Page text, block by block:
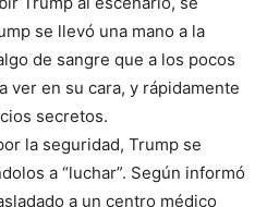
se llevó una mano a la
de sangre que a los pocos
ver en su cara, y rápidamente
secretos.
la seguridad, Trump se
a “luchar”. Según informó
a un centro médico